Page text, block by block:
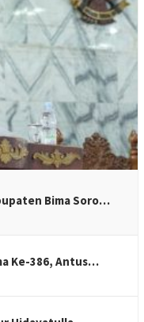
Bima Soro…
Ke-386, Antus…